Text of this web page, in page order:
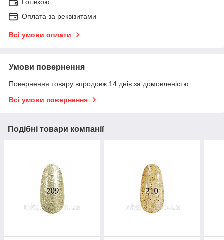
Готівкою
Оплата за реквізитами
Всі умови оплати
Умови повернення
Повернення товару впродовж 14 днів за домовленістю
Всі умови повернення
Подібні товари компанії